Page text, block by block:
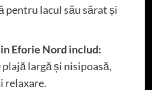
pentru lacul său sărat și
Eforie Nord includ:
plajă largă și nisipoasă,
relaxare.